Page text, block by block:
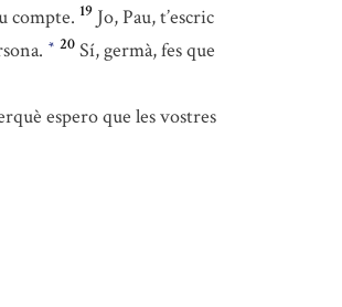
compte. 19 Jo, Pau, t’escric
* 20 Sí, germà, fes que
espero que les vostres